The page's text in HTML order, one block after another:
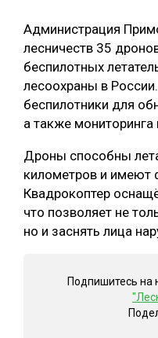
ОБРАБОТКА ДРЕВЕСИНЫ
ЦИФРОВАЯ СРЕДА
БИОЭНЕРГЕТИКА
ЛЕСОВОССТАНОВЛЕНИЕ И
ПРОИЗВОДСТВО
ЦБП
ДЕРЕВЯННОЕ
РУБРИКИ
ТЕМАТИЧЕСКИЕ ПРОЕКТЫ
ПОДБОРКИ СТАТЕЙ
Администрация
лесничеств 35
беспилотных
лесоохраны в
беспилотники для
а также
Дроны способны
километров и имеют
Квадрокоптер
что позволяет не
но и заснять лица
Подпишитесь на